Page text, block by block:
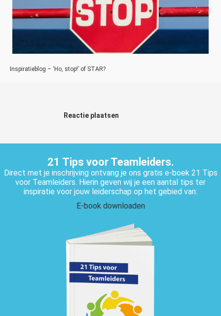
Inspiratieblog – ‘Ho, stop!’ of STAR?
Reactie plaatsen
21 Tips voor Teamleiders.
Direct met je inschrijving ontvang je ons gratis e-boek 21 Tips
voor Teamleiders. Hierin geven wij je een aantal tips ter
inspiratie voor jouw leiderschap op het gebied van:
E-book downloaden